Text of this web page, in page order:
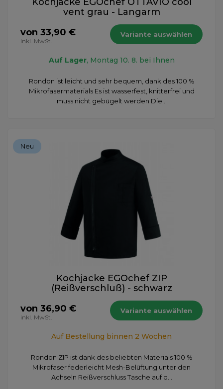
vent grau - Langarm
von 33,90 €
inkl. MwSt.
Variante auswählen
Auf Lager, Montag 10. 8. bei Ihnen
Rondon ist leicht und sehr bequem, dank des 100 %
Mikrofasermaterials Es ist wasserfest, knitterfrei und
muss nicht gebügelt werden Die...
Neu
Kochjacke EGOchef ZIP
(Reißverschluß) - schwarz
von 36,90 €
inkl. MwSt.
Variante auswählen
Auf Bestellung binnen 2 Wochen
​Rondon ZIP ist dank des beliebten Materials 100 %
Mikrofaser federleicht Mesh-Belüftung unter den
Achseln Reißverschluss Tasche auf d...